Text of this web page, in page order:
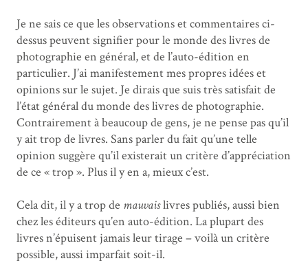
Je ne sais ce que les observations et commentaires ci-
dessus peuvent signifier pour le monde des livres de
photographie en général, et de l’auto-édition en
particulier. J’ai manifestement mes propres idées et
opinions sur le sujet. Je dirais que suis très satisfait de
l’état général du monde des livres de photographie.
Contrairement à beaucoup de gens, je ne pense pas qu’il
y ait trop de livres. Sans parler du fait qu’une telle
opinion suggère qu’il existerait un critère d’appréciation
de ce « trop ». Plus il y en a, mieux c’est.
Cela dit, il y a trop de mauvaislivres publiés, aussi bien
chez les éditeurs qu’en auto-édition. La plupart des
livres n’épuisent jamais leur tirage – voilà un critère
possible, aussi imparfait soit-il.